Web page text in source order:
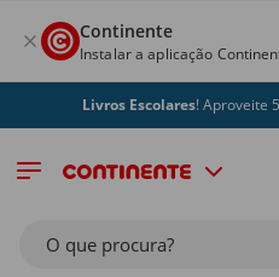
Continente
Instalar a aplicação
Livros Escolares! Aproveite
O que procura?